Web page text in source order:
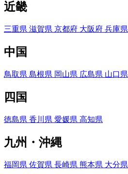
近畿
三重県 滋賀県 京都府 大阪府 兵庫県
中国
鳥取県 島根県 岡山県 広島県 山口県
四国
徳島県 香川県 愛媛県 高知県
九州・沖縄
福岡県 佐賀県 長崎県 熊本県 大分県